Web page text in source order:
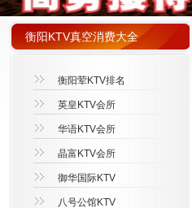
衡阳KTV真空消费大全
衡阳荤KTV排名
英皇KTV会所
华语KTV会所
晶富KTV会所
御华国际KTV
八号公馆KTV